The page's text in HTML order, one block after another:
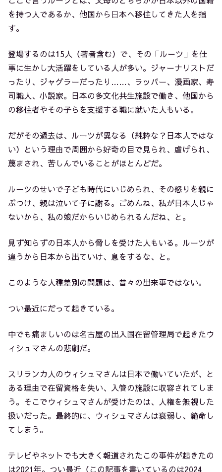
を持つ人であるか、他国から日本へ移住してきた人を指
す。
登場するのは15人（著者含む）で、その「ルーツ」を仕
事に生かし大活躍をしている人が多い。ジャーナリストだ
ったり、ジャグラーだったり……、ラッパー、漫画家、寿
司職人、小説家。日本の多文化共生施設で働き、他国から
の移住者やその子らを支援する職に就いた人もいる。
だがその過去は、ルーツが異なる（純粋な？日本人ではな
い）という理由で周囲から好奇の目で見られ、虐げられ、
蔑まされ、苦しんでいることがほとんどだ。
ルーツのせいで子ども時代にいじめられ、その怒りを親に
ぶつけ、親は泣いて子に謝る。ごめんね、私が日本人じゃ
ないから、私の娘だからいじめられるんだね、と。
見ず知らずの日本人から脅しを受けた人もいる。ルーツが
違うから日本から出ていけ、息をするな、と。
このような人種差別の問題は、昔々の出来事ではない。
つい最近にだって起きている。
中でも痛ましいのは名古屋の出入国在留管理局で起きたウ
ィシュマさんの悲劇だ。
スリランカ人のウィシュマさんは日本で働いていたが、と
ある理由で在留資格を失い、入管の施設に収容されてしま
う。そこでウィシュマさんが受けたのは、人権を無視した
扱いだった。最終的に、ウィシュマさんは衰弱し、絶命し
てしまう。
テレビやネットでも大きく報道されたこの事件が起きたの
は2021年。つい最近（この記事を書いているのは2024